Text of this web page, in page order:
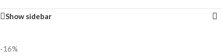
Show sidebar
-16%